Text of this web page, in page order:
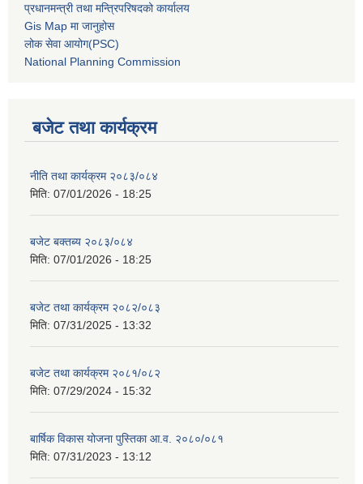
प्रधानमन्त्री तथा मन्त्रिपरिषदको कार्यालय
Gis Map मा जानुहोस
लोक सेवा आयोग(PSC)
National Planning Commission
बजेट तथा कार्यक्रम
नीति तथा कार्यक्रम २०८३/०८४
मिति: 07/01/2026 - 18:25
बजेट बक्तब्य २०८३/०८४
मिति: 07/01/2026 - 18:25
बजेट तथा कार्यक्रम २०८२/०८३
मिति: 07/31/2025 - 13:32
बजेट तथा कार्यक्रम २०८१/०८२
मिति: 07/29/2024 - 15:32
बार्षिक विकास योजना पुस्तिका आ.व. २०८०/०८१
मिति: 07/31/2023 - 13:12